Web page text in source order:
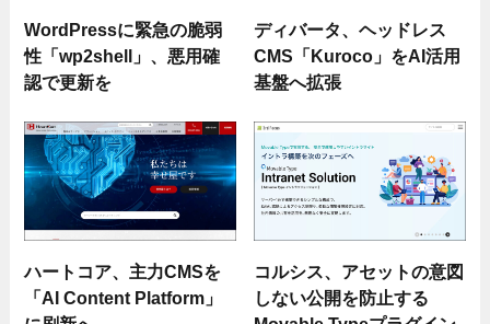
WordPressに緊急の脆弱
性「wp2shell」、悪用確
認で更新を
ディバータ、ヘッドレス
CMS「Kuroco」をAI活用
基盤へ拡張
ハートコア、主力CMSを
「AI Content Platform」
コルシス、アセットの意図
しない公開を防止する